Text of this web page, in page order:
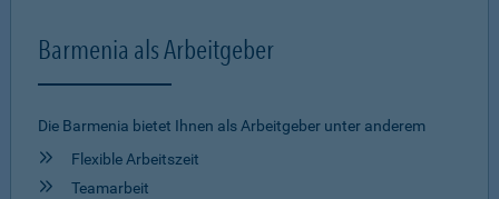
Barmenia als Arbeitgeber
Die Barmenia bietet Ihnen als Arbeitgeber unter anderem
Flexible Arbeitszeit
Teamarbeit